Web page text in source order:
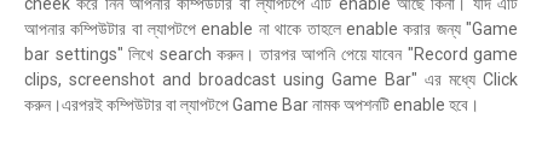
আপনার কম্পিউটার বা ল্যাপটপে enable না থাকে তাহলে enable করার জন্য "Game
bar settings" লিখে search করুন। তারপর আপনি পেয়ে যাবেন "Record game
clips, screenshot and broadcast using Game Bar" এর মধ্যে Click
করুন।এরপরই কম্পিউটার বা ল্যাপটপে Game Bar নামক অপশনটি enable হবে।